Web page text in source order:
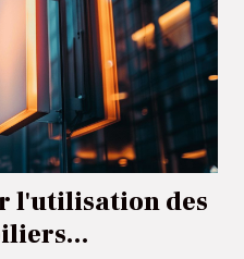
l'utilisation des